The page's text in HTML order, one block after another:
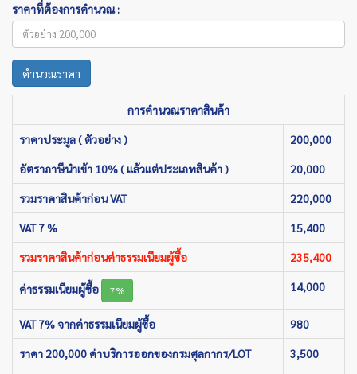
ราคาที่ต้องการคำนวณ :
คำนวณราคา
การคำนวณราคาสินค้า
ราคาประมูล ( ตัวอย่าง ) 200,000
อัตราภาษีนำเข้า 10% ( แล้วแต่ประเภทสินค้า ) 20,000
รวมราคาสินค้าก่อน VAT 220,000
VAT 7 % 15,400
รวมราคาสินค้าก่อนค่าธรรมเนียมผู้ซื้อ 235,400
ค่าธรรมเนียมผู้ซื้อ 7% 14,000
VAT 7% จากค่าธรรมเนียมผู้ซื้อ 980
ราคา 200,000 ค่าบริการออกของกรมศุลกากร/LOT 3,500